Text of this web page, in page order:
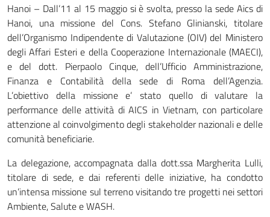
Hanoi – Dall’11 al 15 maggio si è svolta, presso la sede Aics di
Hanoi, una missione del Cons. Stefano Glinianski, titolare
dell’Organismo Indipendente di Valutazione (OIV) del Ministero
degli Affari Esteri e della Cooperazione Internazionale (MAECI),
e del dott. Pierpaolo Cinque, dell’Ufficio Amministrazione,
Finanza e Contabilità della sede di Roma dell’Agenzia.
L’obiettivo della missione e’ stato quello di valutare la
performance delle attività di AICS in Vietnam, con particolare
attenzione al coinvolgimento degli stakeholder nazionali e delle
comunità beneficiarie.
La delegazione, accompagnata dalla dott.ssa Margherita Lulli,
titolare di sede, e dai referenti delle iniziative, ha condotto
un’intensa missione sul terreno visitando tre progetti nei settori
Ambiente, Salute e WASH.